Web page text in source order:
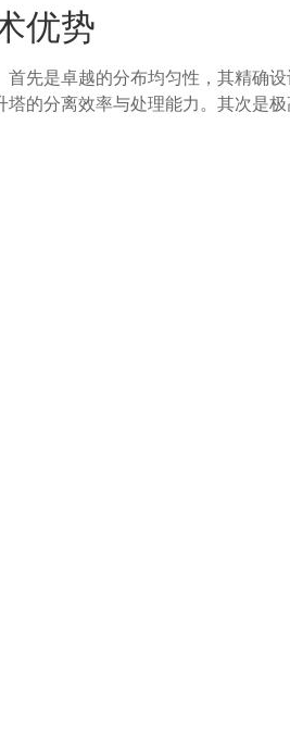
优势
先是卓越的分布均匀性，其精确
的分离效率与处理能力。其次是